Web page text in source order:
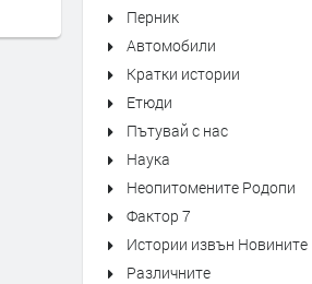
преди 1 седмица
Перник
Автомобили
Кратки истории
Етюди
Пътувай с нас
Наука
Неопитомените Родопи
Фактор 7
Истории извън Новините
Различните